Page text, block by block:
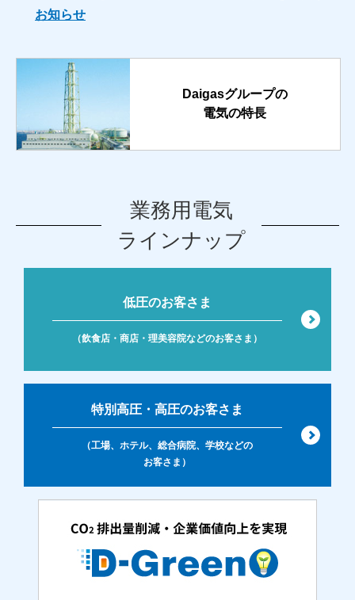
お知らせ
Daigasグループの
電気の特長
業務用電気
ラインナップ
低圧のお客さま
（飲食店・商店・理美容院などのお客さま）
特別高圧・高圧のお客さま
（工場、ホテル、総合病院、学校などの
お客さま）